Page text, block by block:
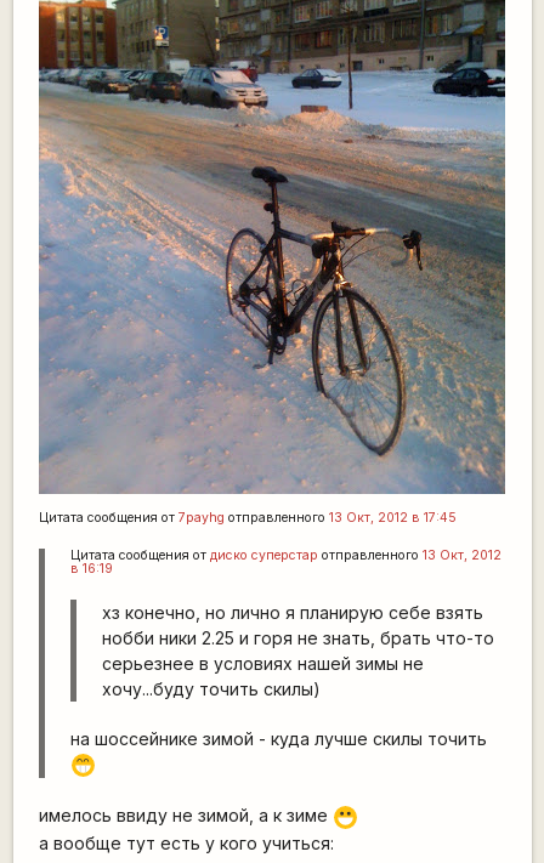
Цитата сообщения от 7payhg отправленного 13 Окт, 2012 в 17:45
Цитата сообщения от диско суперстар отправленного 13 Окт, 2012
в 16:19
хз конечно, но лично я планирую себе взять
нобби ники 2.25 и горя не знать, брать что-то
серьезнее в условиях нашей зимы не
хочу...буду точить скилы)
на шоссейнике зимой - куда лучше скилы точить
;D
имелось ввиду не зимой, а к зиме :D
а вообще тут есть у кого учиться: